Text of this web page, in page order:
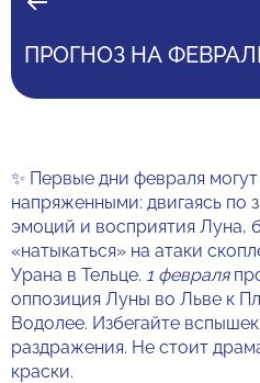
ПРОГНОЗ НА
✨ Первые дни февраля
напряженными: двигаясь по
эмоций и восприятия Луна,
«натыкаться» на атаки
Урана в Тельце. 1 февраля
оппозиция Луны во Льве к
Водолее. Избегайте
раздражения. Не стоит
краски.